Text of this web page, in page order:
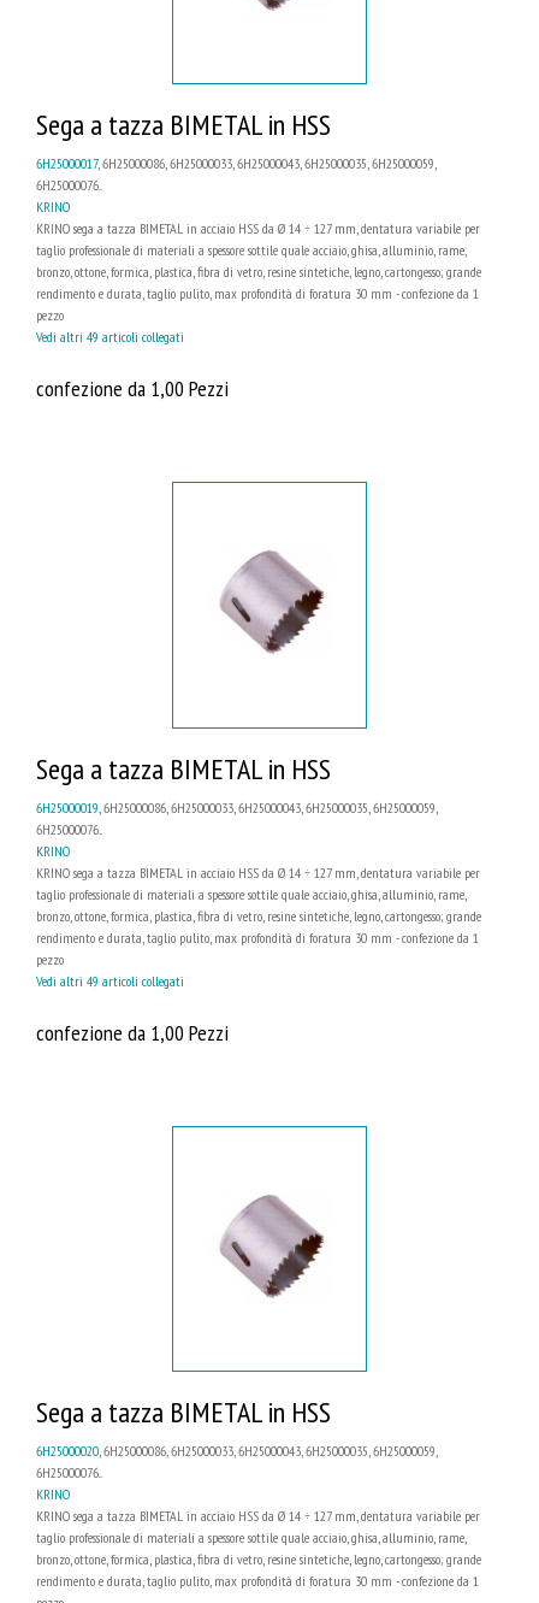
Sega a tazza BIMETAL in HSS
6H25000017, 6H25000086, 6H25000033, 6H25000043, 6H25000035, 6H25000059,
6H25000076...
KRINO
KRINO sega a tazza BIMETAL in acciaio HSS da Ø 14 ÷ 127 mm, dentatura variabile per
taglio professionale di materiali a spessore sottile quale acciaio, ghisa, alluminio, rame,
bronzo, ottone, formica, plastica, fibra di vetro, resine sintetiche, legno, cartongesso; grande
rendimento e durata, taglio pulito, max profondità di foratura 30 mm - confezione da 1
pezzo
Vedi altri 49 articoli collegati
confezione da 1,00 Pezzi
Sega a tazza BIMETAL in HSS
6H25000019 , 6H25000086, 6H25000033, 6H25000043, 6H25000035, 6H25000059,
6H25000076...
KRINO
KRINO sega a tazza BIMETAL in acciaio HSS da Ø 14 ÷ 127 mm, dentatura variabile per
taglio professionale di materiali a spessore sottile quale acciaio, ghisa, alluminio, rame,
bronzo, ottone, formica, plastica, fibra di vetro, resine sintetiche, legno, cartongesso; grande
rendimento e durata, taglio pulito, max profondità di foratura 30 mm - confezione da 1
pezzo
Vedi altri 49 articoli collegati
confezione da 1,00 Pezzi
Sega a tazza BIMETAL in HSS
6H25000020, 6H25000086, 6H25000033, 6H25000043, 6H25000035, 6H25000059,
6H25000076...
KRINO
KRINO sega a tazza BIMETAL in acciaio HSS da Ø 14 ÷ 127 mm, dentatura variabile per
taglio professionale di materiali a spessore sottile quale acciaio, ghisa, alluminio, rame,
bronzo, ottone, formica, plastica, fibra di vetro, resine sintetiche, legno, cartongesso; grande
rendimento e durata, taglio pulito, max profondità di foratura 30 mm - confezione da 1